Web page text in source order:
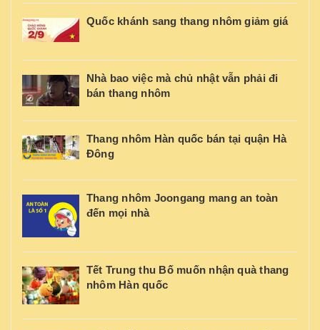
Quốc khánh sang thang nhôm giảm giá
Nhà bao việc mà chủ nhật vẫn phải đi
bán thang nhôm
Thang nhôm Hàn quốc bán tại quận Hà
Đông
Thang nhôm Joongang mang an toàn
đến mọi nhà
Tết Trung thu Bố muốn nhận quà thang
nhôm Hàn quốc